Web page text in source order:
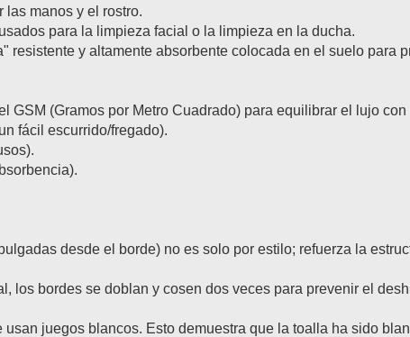
las manos y el rostro.
para la limpieza facial o la limpieza en la ducha.
resistente y altamente absorbente colocada en el suelo para
GSM (Gramos por Metro Cuadrado) para equilibrar el lujo
fácil escurrido/fregado).
desde el borde) no es solo por estilo; refuerza la
los bordes se doblan y cosen dos veces para prevenir el
juegos blancos. Esto demuestra que la toalla ha sido